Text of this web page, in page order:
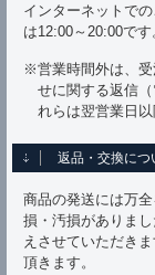
インターネットで
は12:00～20:00です
※営業時間外は、受
せに関する返信
れらは翌営業日以
返品・交換につ
商品の発送には万
損・汚損がありまし
えさせていただき
頂きます。